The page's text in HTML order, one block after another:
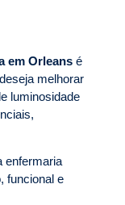
em Orleans é
melhorar
luminosidade
enfermaria
funcional e